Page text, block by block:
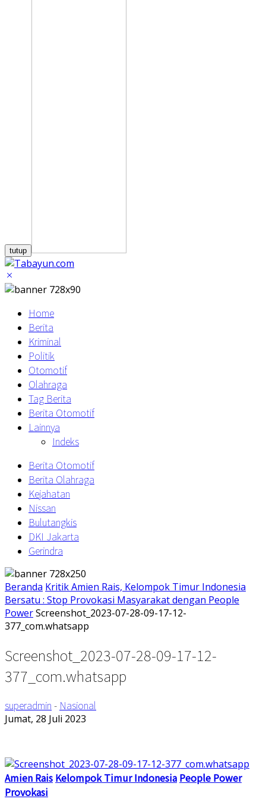
tutup
Home
Berita
Kriminal
Politik
Otomotif
Olahraga
Tag Berita
Berita Otomotif
Lainnya
Indeks
Berita Otomotif
Berita Olahraga
Kejahatan
Nissan
Bulutangkis
DKI Jakarta
Gerindra
Beranda Kritik Amien Rais, Kelompok Timur Indonesia
Bersatu : Stop Provokasi Masyarakat dengan People
PowerScreenshot_2023-07-28-09-17-12-
377_com.whatsapp
Screenshot_2023-07-28-09-17-12-
377_com.whatsapp
superadmin - Nasional
Jumat, 28 Juli 2023
Amien Rais Kelompok Timur Indonesia People Power
Provokasi